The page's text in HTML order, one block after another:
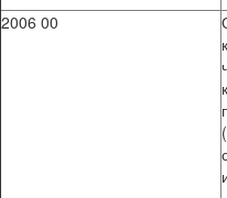
2006 00